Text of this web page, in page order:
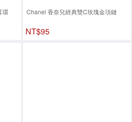
環 Chanel 香奈兒經典雙C玫瑰金項鏈
NT$95